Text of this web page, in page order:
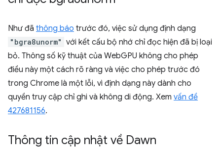
Như đã thông báo trước đó, việc sử dụng định dạng
"bgra8unorm" với kết cấu bộ nhớ chỉ đọc hiện đã bị loại
bỏ. Thông số kỹ thuật của WebGPU không cho phép
điều này một cách rõ ràng và việc cho phép trước đó
trong Chrome là một lỗi, vì định dạng này dành cho
quyền truy cập chỉ ghi và không di động. Xem vấn đề
427681156.
Thông tin cập nhật về Dawn